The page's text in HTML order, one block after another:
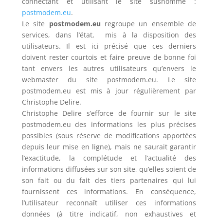
postmodem.eu.
Le site postmodem.eu regroupe un ensemble de
services, dans l’état, mis à la disposition des
utilisateurs. Il est ici précisé que ces derniers
doivent rester courtois et faire preuve de bonne foi
tant envers les autres utilisateurs qu’envers le
webmaster du site postmodem.eu. Le site
postmodem.eu est mis à jour régulièrement par
Christophe Delire.
Christophe Delire s’efforce de fournir sur le site
postmodem.eu des informations les plus précises
possibles (sous réserve de modifications apportées
depuis leur mise en ligne), mais ne saurait garantir
l’exactitude, la complétude et l’actualité des
informations diffusées sur son site, qu’elles soient de
son fait ou du fait des tiers partenaires qui lui
fournissent ces informations. En conséquence,
l’utilisateur reconnaît utiliser ces informations
données (à titre indicatif, non exhaustives et